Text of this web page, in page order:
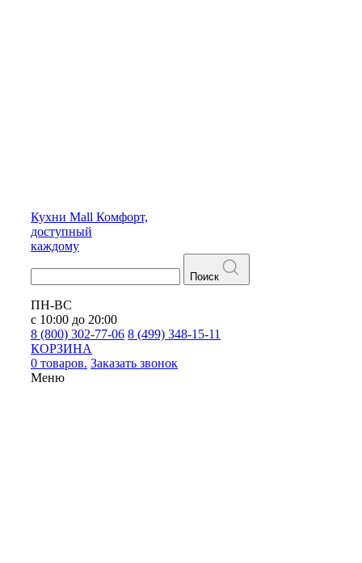
Кухни Mall Комфорт,
доступный
каждому
Поиск
ПН-ВС
с 10:00 до 20:00
8 (800) 302-77-06 8 (499) 348-15-11
КОРЗИНА
0 товаров. Заказать звонок
Меню